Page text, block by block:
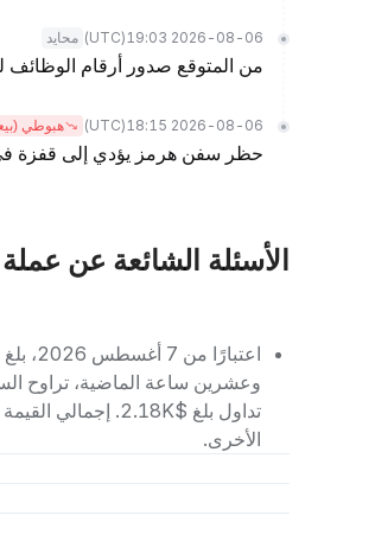
2026-08-06 19:03
(UTC) محايد
من المتوقع صدور أرقام الوظائف
2026-08-06 18:15
(UTC) هبوطي
حظر سفن هرمز يؤدي إلى قفزة في
الأسئلة الشائعة عن عملة GMCOIN (GMCoin)
الأخرى.